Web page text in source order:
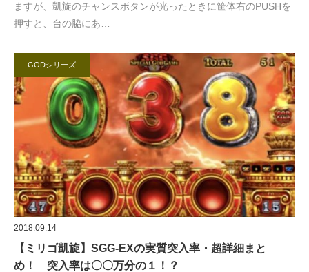
ますが、凱旋のチャンスボタンが光ったときに筐体右のPUSHを
押すと、台の脇にあ…
GODシリーズ
2018.09.14
【ミリゴ凱旋】SGG-EXの実質突入率・超詳細まと
め！ 突入率は〇〇万分の１！？